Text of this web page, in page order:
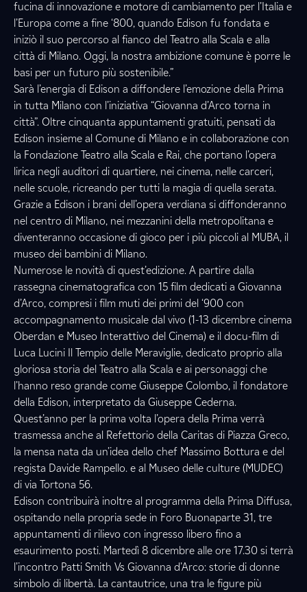
fucina di innovazione e motore di cambiamento per l’Italia e
l’Europa come a fine ‘800, quando Edison fu fondata e
iniziò il suo percorso al fianco del Teatro alla Scala e alla
città di Milano. Oggi, la nostra ambizione comune è porre le
basi per un futuro più sostenibile.”
Sarà l’energia di Edison a diffondere l’emozione della Prima
in tutta Milano con l’iniziativa “Giovanna d’Arco torna in
città”. Oltre cinquanta appuntamenti gratuiti, pensati da
Edison insieme al Comune di Milano e in collaborazione con
la Fondazione Teatro alla Scala e Rai, che portano l’opera
lirica negli auditori di quartiere, nei cinema, nelle carceri,
nelle scuole, ricreando per tutti la magia di quella serata.
Grazie a Edison i brani dell’opera verdiana si diffonderanno
nel centro di Milano, nei mezzanini della metropolitana e
diventeranno occasione di gioco per i più piccoli al MUBA, il
museo dei bambini di Milano.
Numerose le novità di quest’edizione. A partire dalla
rassegna cinematografica con 15 film dedicati a Giovanna
d’Arco, compresi i film muti dei primi del ‘900 con
accompagnamento musicale dal vivo (1-13 dicembre cinema
Oberdan e Museo Interattivo del Cinema) e il docu-film di
Luca Lucini Il Tempio delle Meraviglie, dedicato proprio alla
gloriosa storia del Teatro alla Scala e ai personaggi che
l’hanno reso grande come Giuseppe Colombo, il fondatore
della Edison, interpretato da Giuseppe Cederna.
Quest’anno per la prima volta l’opera della Prima verrà
trasmessa anche al Refettorio della Caritas di Piazza Greco,
la mensa nata da un’idea dello chef Massimo Bottura e del
regista Davide Rampello. e al Museo delle culture (MUDEC)
di via Tortona 56.
Edison contribuirà inoltre al programma della Prima Diffusa,
ospitando nella propria sede in Foro Buonaparte 31, tre
appuntamenti di rilievo con ingresso libero fino a
esaurimento posti. Martedì 8 dicembre alle ore 17.30 si terrà
l’incontro Patti Smith Vs Giovanna d’Arco: storie di donne
simbolo di libertà. La cantautrice, una tra le figure più